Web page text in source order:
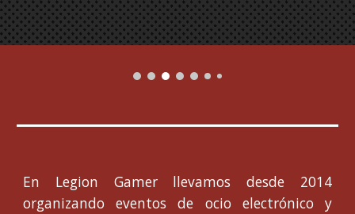
En Legion Gamer llevamos desde 2014
organizando eventos de ocio electrónico y